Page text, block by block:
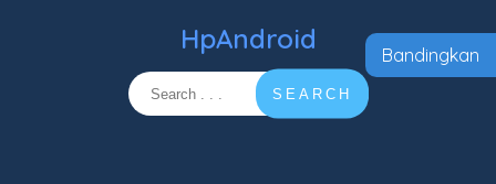
HpAndroid
SEARCH
Bandingkan